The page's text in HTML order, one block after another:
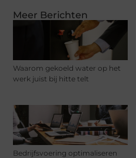
Meer Berichten
Waarom gekoeld water op het
werk juist bij hitte telt
Bedrijfsvoering optimaliseren